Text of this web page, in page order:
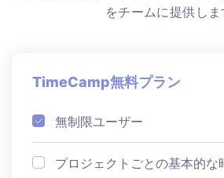
をチームに提供しま
TimeCamp無料プラン
無制限ユーザー
プロジェクトごとの基本的な